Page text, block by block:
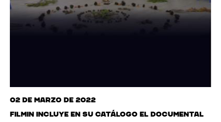
02 de marzo de 2022
Filmin incluye en su catálogo el documental